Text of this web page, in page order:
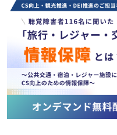
当社は、予めお客様
き、個人情報を第三
す。但し、次の各号
事前の同意を得る
提供できるものとし
１．法令の定めに基
２．人の生命、身
要であって、お客